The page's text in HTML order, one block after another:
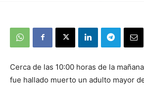
Cerca de las 10:00 horas de la
fue hallado muerto un adulto mayor